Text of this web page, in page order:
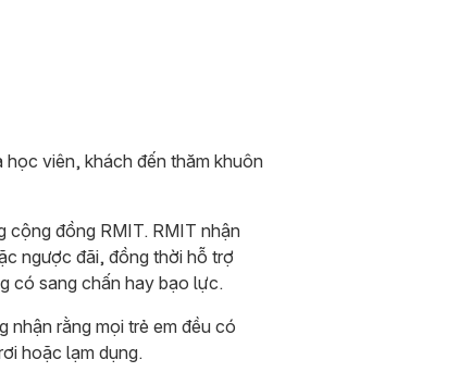
viên, khách đến thăm khuôn
cộng đồng RMIT. RMIT nhận
ngược đãi, đồng thời hỗ trợ
có sang chấn hay bạo lực.
nhận rằng mọi trẻ em đều có
hoặc lạm dụng.